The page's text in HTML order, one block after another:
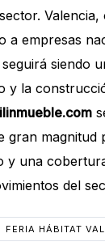
Valencia,
a empresas
siendo
y la
gran
y una
del
FERIA HÁBITAT